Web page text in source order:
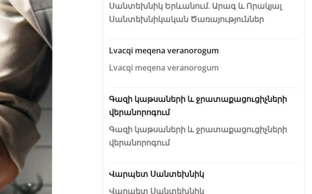
Սանտեխնիկ Երևանում. Արագ և Որակյալ
Սանտեխնիկական Ծառայություններ
Lvacqi meqena veranorogum
Lvacqi meqena veranorogum
Գազի կաթսաների և ջրատաքացուցիչների
վերանորոգում
Գազի կաթսաների և ջրատաքացուցիչների
վերանորոգում
Վարպետ Սանտեխնիկ
Վարպետ Սանտեխնիկ